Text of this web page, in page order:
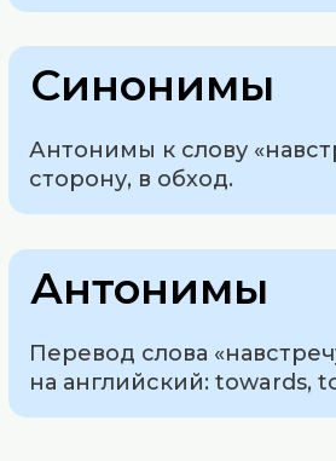
Синонимы
Антонимы к слову
сторону, в обход.
Антонимы
Перевод слова
на английский: towards,